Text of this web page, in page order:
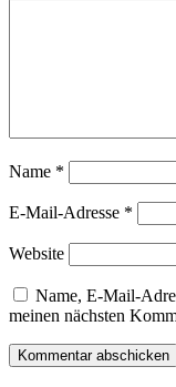
Name *
E-Mail-Adresse *
Website
Name, E-Mail-
meinen nächsten